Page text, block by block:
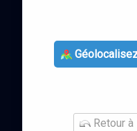
Retour